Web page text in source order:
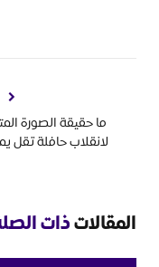
ما حقيقة الصورة
لانقلاب حافلة تقل
المقالاتذات